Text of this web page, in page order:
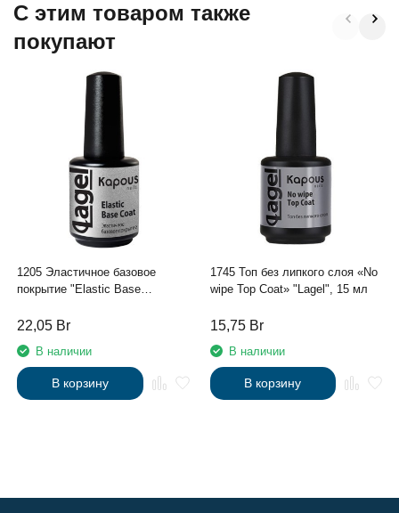
C этим товаром также
покупают
1205 Эластичное базовое
покрытие "Elastic Base
22,05 Br
В наличии
В корзину
1745 Топ без липкого слоя «No
wipe Top Coat» "Lagel", 15 мл
15,75 Br
В наличии
В корзину